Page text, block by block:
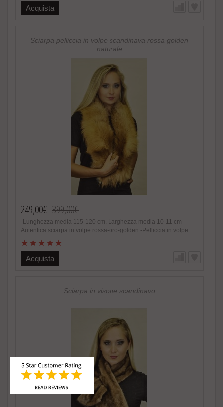
in raso -Fatto in Italia. Brand Amica snc -Altissima qualita‘
materiale utilizzato Speciale promozione! Nel caso di acquisto
Acquista
Sciarpa pelliccia in volpe scandinava rossa golden
naturale
249,00€ 399,00€
-Lunghezza media 115-120 cm. Larghezza media 10-11 cm -
Autentica sciarpa in volpe rossa-oro-golden -Pelliccia in volpe
assolutamente naturali -Estremamente calda e soffice, alla moda
-Foderata in raso internamente -Fatto in Italia. Brand Amica snc -
Altissima qualita‘ nel materiale utilizzato Speciale promozione!
Acquista
Sciarpa in visone scandinavo